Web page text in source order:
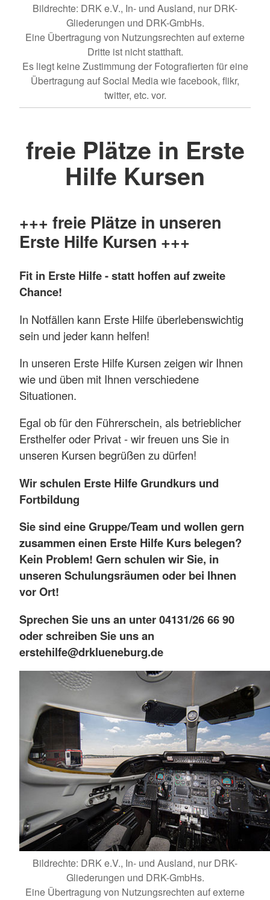
Bildrechte: DRK e.V., In- und Ausland, nur DRK-
Gliederungen und DRK-GmbHs.
Eine Übertragung von Nutzungsrechten auf externe
Dritte ist nicht statthaft.
Es liegt keine Zustimmung der Fotografierten für eine
Übertragung auf Social Media wie facebook, flikr,
twitter, etc. vor.
freie Plätze in Erste
Hilfe Kursen
+++ freie Plätze in unseren
Erste Hilfe Kursen +++
Fit in Erste Hilfe - statt hoffen auf zweite
Chance!
In Notfällen kann Erste Hilfe überlebenswichtig
sein und jeder kann helfen!
In unseren Erste Hilfe Kursen zeigen wir Ihnen
wie und üben mit Ihnen verschiedene
Situationen.
Egal ob für den Führerschein, als betrieblicher
Ersthelfer oder Privat - wir freuen uns Sie in
unseren Kursen begrüßen zu dürfen!
Wir schulen Erste Hilfe Grundkurs und
Fortbildung
Sie sind eine Gruppe/Team und wollen gern
zusammen einen Erste Hilfe Kurs belegen?
Kein Problem! Gern schulen wir Sie, in
unseren Schulungsräumen oder bei Ihnen
vor Ort!
Sprechen Sie uns an unter 04131/26 66 90
oder schreiben Sie uns an
erstehilfe@drklueneburg.de
Bildrechte: DRK e.V., In- und Ausland, nur DRK-
Gliederungen und DRK-GmbHs.
Eine Übertragung von Nutzungsrechten auf externe